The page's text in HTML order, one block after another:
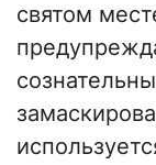
святом